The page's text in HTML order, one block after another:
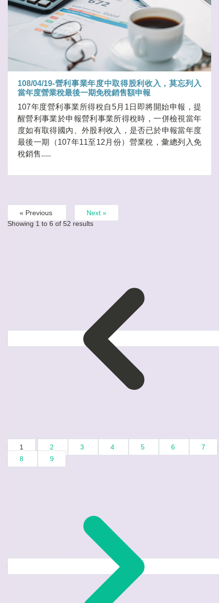
108/04/19-營利事業年度中取得股利收入，莫忘列入
當年度營業稅最後一期免稅銷售額申報
107年度營利事業所得稅自5月1日即將開始申報，提
醒營利事業於申報營利事業所得稅時，一併檢視當年
度如有取得國內、外股利收入，是否已於申報當年度
最後一期（107年11至12月份）營業稅，彙總列入免
稅銷售.....
« Previous
Next »
Showing 1 to 6 of 52 results
1 2 3 4 5 6
7
8
9